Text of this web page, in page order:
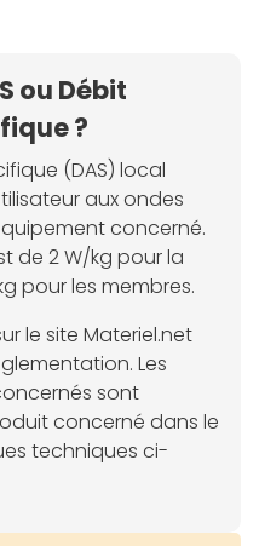
ou Débit
?
(DAS) local
aux ondes
concerné.
de 2 W/kg pour la
pour les membres.
le site Materiel.net
Les
sont
concerné dans le
techniques ci-